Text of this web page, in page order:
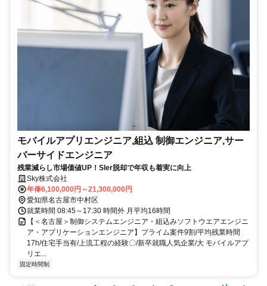
モバイルアプリエンジニア,組込 制御エンジニア,サー
バーサイドエンジニア
残業減らし市場価値UP！SIer脱却で年収も着実に向上
Sky株式会社
年俸6,100,000円～21,300,000円
愛知県名古屋市中村区
就業時間 08:45～17:30 時間外 月平均16時間
【＜名古屋＞制御システムエンジニア・組込みソフトウエアエンジニ
ア・アプリケーションエンジニア】プライム案件9割/平均残業時間
17h/住宅手当有/上流工程の経験〇/新卒就職人気企業/大 モバイルアプ
リエ...
固定時間制